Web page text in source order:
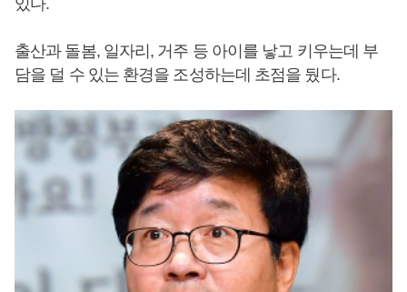
있다.
출산과 돌봄, 일자리, 거주 등 아이를 낳고 키우는데 부
담을 덜 수 있는 환경을 조성하는데 초점을 뒀다.